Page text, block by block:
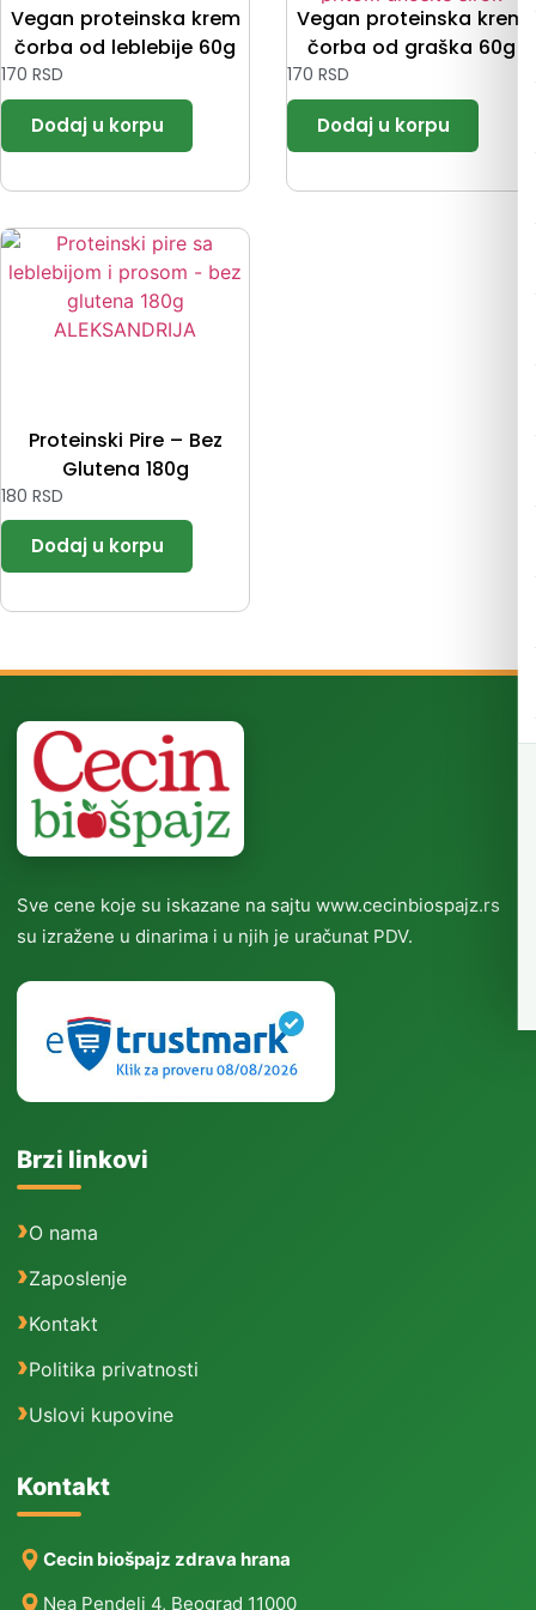
Vegan proteinska krem
čorba od leblebije 60g
170 RSD
Vegan proteinska krem
čorba od graška 60g
170 RSD
Proteinski Pire – Bez
Glutena 180g
180 RSD
Sve cene koje su iskazane na sajtu www.cecinbiospajz.rs
su izražene u dinarima i u njih je uračunat PDV.
Brzi linkovi
O nama
Zaposlenje
Kontakt
Politika privatnosti
Uslovi kupovine
Kontakt
Cecin biošpajz zdrava hrana
Nea Pendeli 4, Beograd 11000